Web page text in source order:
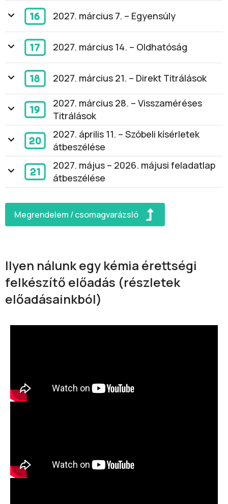
2027. március 7. – Egyensúly
2027. március 14. – Oldhatóság
2027. március 21. – Direkt Titrálások
2027. március 28. – Visszaméréses
Titrálások
2027. április 11. – Szóbeli kísérletek
átbeszélése
2027. május – 2026. májusi feladatlap
átbeszélése
Megrendelem / csomagvarázsló
Ilyen nálunk egy kémia érettségi
felkészítő előadás (részletek
előadásainkból)